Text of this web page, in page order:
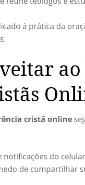
à prática da
cristã online
notificações do
de compartilhar